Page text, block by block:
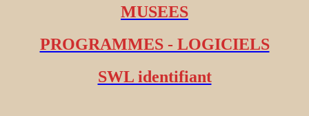
MUSEES
PROGRAMMES - LOGICIELS
SWL identifiant